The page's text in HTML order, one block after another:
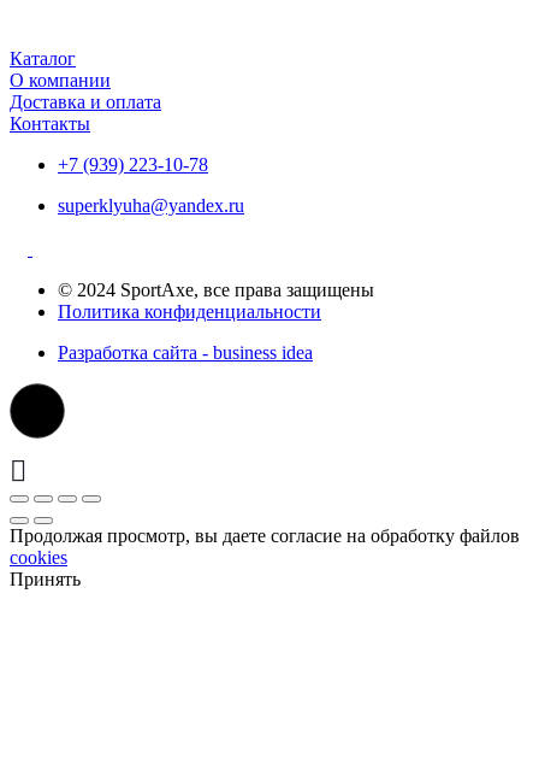
Каталог
О компании
Доставка и оплата
Контакты
+7 (939) 223-10-78
superklyuha@yandex.ru
© 2024 SportAxe, все права защищены
Политика конфиденциальности
Разработка сайта - business idea
Продолжая просмотр, вы даете согласие на обработку файлов
cookies
Принять